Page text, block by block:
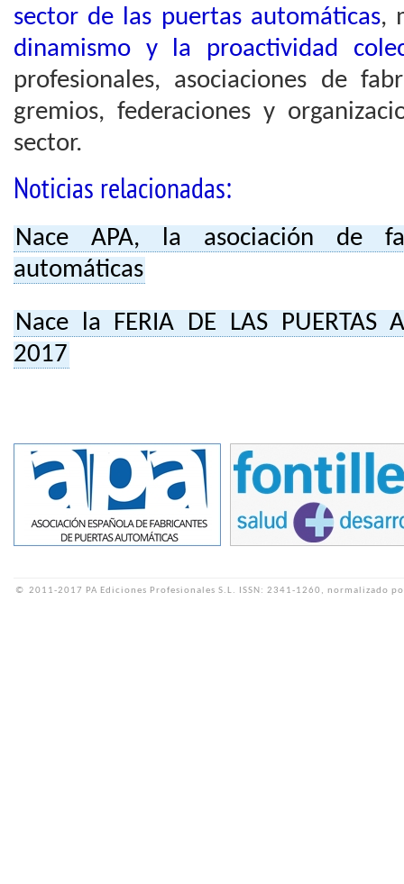
sector de las puertas automáticas,
dinamismo y la proactividad
profesionales, asociaciones de
gremios, federaciones y
sector.
Noticias relacionadas:
Nace APA, la asociación de
automáticas
Nace la FERIA DE LAS PUERTAS
2017
© 2011-2017 PA Ediciones Profesionales S.L. ISSN: 2341-1260, normalizado